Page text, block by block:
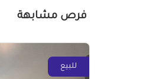
فرص مشابهة
للبيع